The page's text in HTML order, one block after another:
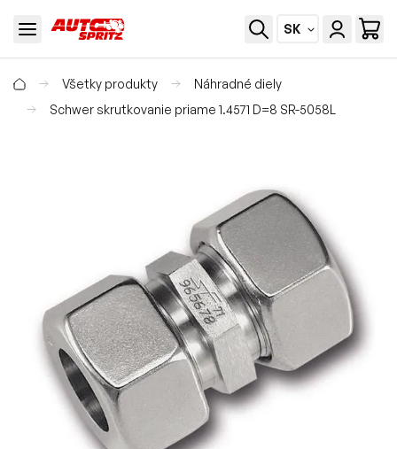
SK
Všetky produkty
Náhradné diely
Schwer skrutkovanie priame 1.4571 D=8 SR-5058L